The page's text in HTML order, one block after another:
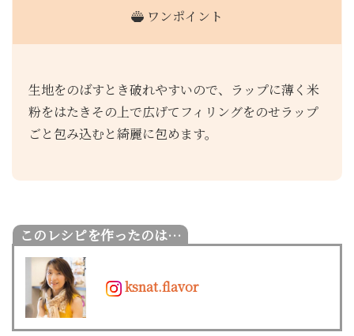
ワンポイント
生地をのばすとき破れやすいので、ラップに薄く米
粉をはたきその上で広げてフィリングをのせラップ
ごと包み込むと綺麗に包めます。
ksnat.flavor